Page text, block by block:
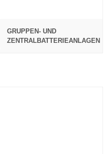
GRUPPEN- UND
ZENTRALBATTERIEANLAGEN